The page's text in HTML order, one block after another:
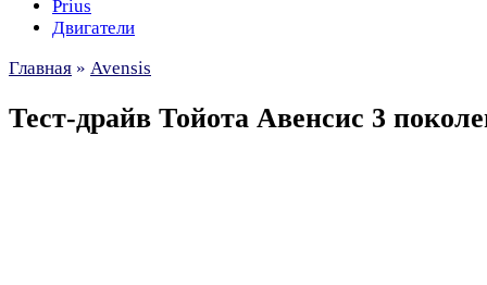
Prius
Двигатели
Главная » Avensis
Тест-драйв Тойота Авенсис 3